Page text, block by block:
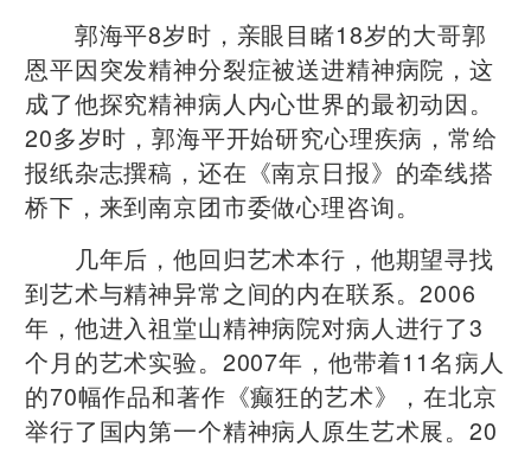
郭海平8岁时，亲眼目睹18岁的大哥郭
恩平因突发精神分裂症被送进精神病院，这
成了他探究精神病人内心世界的最初动因。
20多岁时，郭海平开始研究心理疾病，常给
报纸杂志撰稿，还在《南京日报》的牵线搭
桥下，来到南京团市委做心理咨询。
几年后，他回归艺术本行，他期望寻找
到艺术与精神异常之间的内在联系。2006
年，他进入祖堂山精神病院对病人进行了3
个月的艺术实验。2007年，他带着11名病人
的70幅作品和著作《癫狂的艺术》，在北京
举行了国内第一个精神病人原生艺术展。20